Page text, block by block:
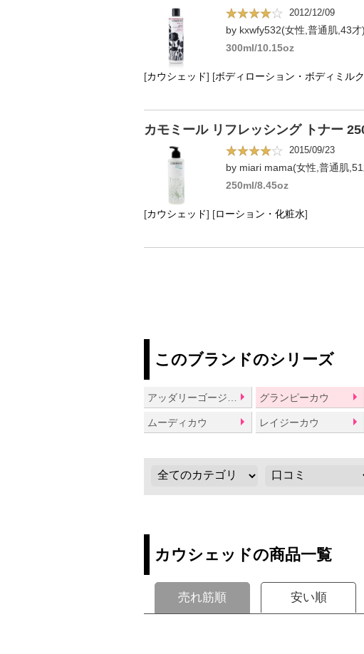
2012/12/09
by kxwfy532(女性,普通肌,43才)
300ml/10.15oz
[カウシェッド] [ボディローション・ボディミルク
カモミール リフレッシング トナー
2015/09/23
by miari mama(女性,普通肌
250ml/8.45oz
[カウシェッド] [ローション・化粧水]
このブランドのシリーズ
グランピーカウ
ムーディカウ レイジーカウ
カウシェッドの商品一覧
売れ筋順 安い順